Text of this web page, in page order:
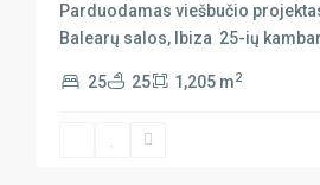
Parduodamas viešbučio
Balearų salos, Ibiza 25-ių
25 25 1,205 m2